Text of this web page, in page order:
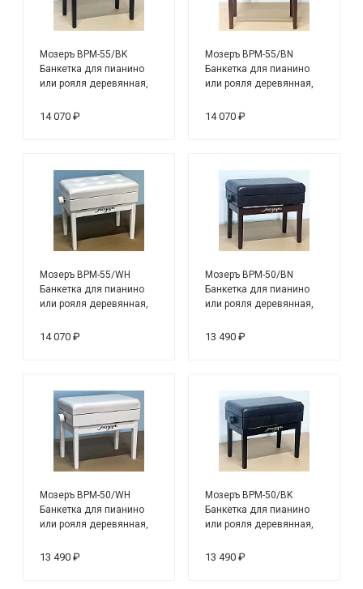
Мозеръ BPM-55/BK
Банкетка для пианино
или рояля деревянная,
14 070 ₽
Мозеръ BPM-55/BN
Банкетка для пианино
или рояля деревянная,
14 070 ₽
Мозеръ BPM-55/WH
Банкетка для пианино
или рояля деревянная,
14 070 ₽
Мозеръ BPM-50/BN
Банкетка для пианино
или рояля деревянная,
13 490 ₽
Мозеръ BPM-50/WH
Банкетка для пианино
или рояля деревянная,
13 490 ₽
Мозеръ BPM-50/BK
Банкетка для пианино
или рояля деревянная,
13 490 ₽